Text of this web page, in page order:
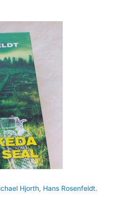
Hjorth, Hans Rosenfeldt.